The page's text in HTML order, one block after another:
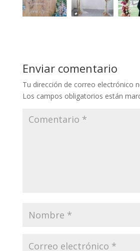
Enviar comentario
Tu dirección de correo electrónico
Los campos obligatorios están